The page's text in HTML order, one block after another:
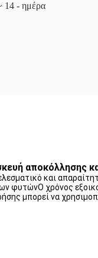
14 - ημέρα
αποκόλλησης
και
χρόνος
μπορεί να